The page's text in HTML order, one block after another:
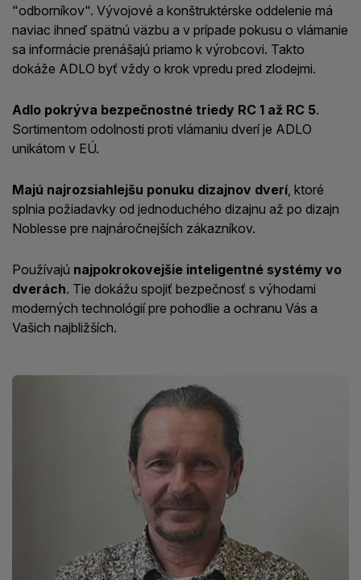
"odborníkov". Vývojové a konštruktérske oddelenie má
naviac ihneď spätnú väzbu a v prípade pokusu o vlámanie
sa informácie prenášajú priamo k výrobcovi. Takto
dokáže ADLO byť vždy o krok vpredu pred zlodejmi.
Adlo pokrýva bezpečnostné triedy RC 1 až RC 5.
Sortimentom odolnosti proti vlámaniu dverí je ADLO
unikátom v EÚ.
Majú najrozsiahlejšu ponuku dizajnov dverí, ktoré
splnia požiadavky od jednoduchého dizajnu až po dizajn
Noblesse pre najnáročnejších zákazníkov.
Používajú najpokrokovejšie inteligentné systémy vo
dverách. Tie dokážu spojiť bezpečnosť s výhodami
moderných technológií pre pohodlie a ochranu Vás a
Vašich najbližších.